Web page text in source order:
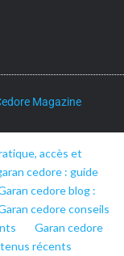
Magazine
accès et
cedore : guide
cedore blog :
cedore conseils
Garan cedore
récents